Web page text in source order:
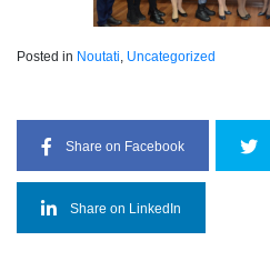
Posted in Noutati Uncategorized
Share on Facebook
Share on LinkedIn